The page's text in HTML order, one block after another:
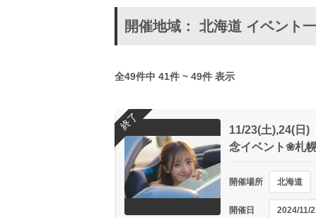
開催地域： 北海道 イベント
全49件中 41件 ~ 49件 表示
11/23(土),24(日)
念イベント❀札
開催場所 北海道
開催日 2024/11/
終了